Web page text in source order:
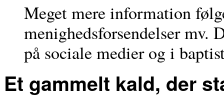
Meget mere information
menighedsforsendelser mv.
på sociale medier og i
Et gammelt kald, der